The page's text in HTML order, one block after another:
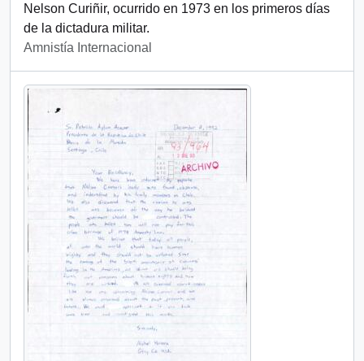
Nelson Curiñir, ocurrido en 1973 en los primeros días
de la dictadura militar.
Amnistía Internacional